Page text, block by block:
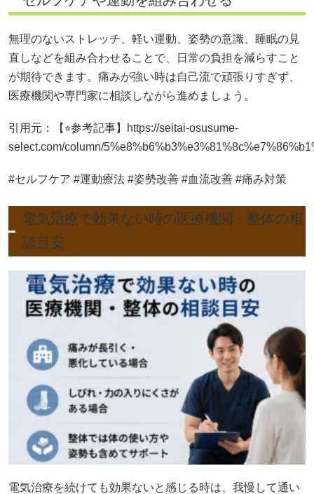
無理のないストレッチ、軽い運動、姿勢の意識、睡眠の見
直しなどを組み合わせることで、日常の負担を減らすこと
が期待できます。痛みが強い時は自己流で頑張りすぎず、
医療機関や専門家に相談しながら進めましょう。
引用元：【⭐︎参考記事】https://seitai-osusume-
select.com/column/
#セルフケア #運動療法 #姿勢改善 #血流改善 #痛み対策
電気治療で効果ない時の医療機関・整体の相
談目安
電気治療を続けても効果ないと感じる時は、我慢して通い